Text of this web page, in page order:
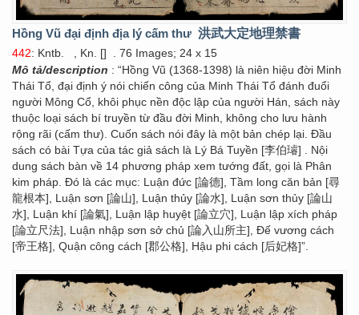
Hồng Vũ đại định địa lý cấm thư 洪武大定地理禁書
442: Kntb. , Kn. []
. 76 Images; 24 x 15
Mô tả/description : “Hồng Vũ (1368-1398) là niên hiệu đời Minh
Thái Tổ, đại định ý nói chiến công của Minh Thái Tổ đánh đuổi
người Mông Cổ, khôi phục nền độc lập của người Hán, sách này
thuộc loại sách bí truyền từ đầu đời Minh, không cho lưu hành
rộng rãi (cấm thư). Cuốn sách nói đây là một bản chép lại. Đầu
sách có bài Tựa của tác giả sách là Lý Bá Tuyền [李伯璿] . Nội
dung sách bàn về 14 phương pháp xem tướng đất, gọi là Phân
kim pháp. Đó là các mục: Luận đức [論德], Tầm long căn bản [尋
龍根本], Luận sơn [論山], Luận thủy [論水], Luận sơn thủy [論山
水], Luận khí [論氣], Luận lập huyệt [論立穴], Luận lập xích pháp
[論立尺法], Luận nhập sơn sở chủ [論入山所主], Đế vương cách
[帝王格], Quận công cách [郡公格], Hậu phi cách [后妃格]”.